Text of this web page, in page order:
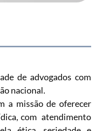
de advogados com
nacional.
a missão de oferecer
com atendimento